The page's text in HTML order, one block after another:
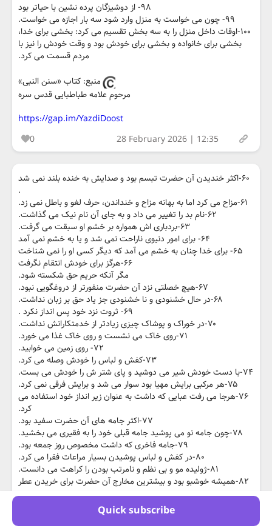
Quick subscribe
۹۸- از دوشیزگان پرده نشین با حیاتر بود
۹۹- چون می خواست به منزل وارد شود سه بار اجازه می خواست.
۱۰۰-اوقات داخل منزل را به سه بخش تقسیم می کرد: بخشی برای خدا،
بخشی برای خانواده و بخشی برای خودش بود و وقت خودش را نیز با
مردم قسمت می کرد.
منبع: کتاب «سنن النبی»
مرحوم علامه طباطبایی قدس سره
https://gap.im/YazdiDoost
0
28 February 2026 | 12:35
۶۰-اکثر خندیدن آن حضرت تبسم بود و صدایش به خنده بلند نمی شد
.
۶۱-مزاح می کرد اما به بهانه مزاح و خنداندن، حرف لغو و باطل نمی زد.
۶۲-نام بد را تغییر می داد و به جای آن نام نیک می گذاشت.
۶۳-بردباری اش همواره بر خشم او سبقت می گرفت.
۶۴- برای امور دنیوی ناراحت نمی شد و یا به خشم نمی آمد
۶۵- برای خدا چنان به خشم می آمد که دیگر کسی او را نمی شناخت
۶۶-هرگز برای خودش انتقام نگرفت
مگر آنکه حریم حق شکسته شود.
۶۷-هیچ خصلتی نزد آن حضرت منفورتر از دروغگویی نبود.
۶۸-در حال خشنودی و نا خشنودی جز یاد حق بر زبان نداشت.
۶۹- ثروت نزد خود پس انداز نکرد .
۷۰-در خوراک و پوشاک چیزی زیادتر از خدمتکارانش نداشت.
۷۱-روی خاک می نشست و روی خاک غذا می خورد.
۷۲- روی زمین می خوابید.
۷۳-کفش و لباس را خودش وصله می کرد.
۷۴-با دست خودش شیر می دوشید و پای شتر ش را خودش می بست.
۷۵-هر مرکبی برایش مهیا بود سوار می شد و برایش فرقی نمی کرد.
۷۶-هرجا می رفت عبایی که داشت به عنوان زیر انداز خود استفاده می
کرد.
۷۷-اکثر جامه های آن حضرت سفید بود.
۷۸-چون جامه نو می پوشید جامه قبلی خود را به فقیری می بخشید.
۷۹-جامه فاخری که داشت مخصوص روز جمعه بود.
۸۰-در کفش و لباس پوشیدن بسیار مراعات فقرا می کرد.
۸۱-ژولیده مو و بی نظم و نامرتب بودن را کراهت می دانست.
۸۲-همیشه خوشبو بود و بیشترین مخارج آن حضرت برای خریدن عطر
بود.